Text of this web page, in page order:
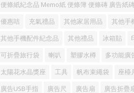
便條紙紀念品 Memo紙 便條簿 便條磚 廣告紙磚
優惠咭 充氣禮品 其他家居用品 其他手
其他手機配件紀念品 其他禮品 冰箱貼
可折疊旅行袋 喇叭 塑膠水樽 多功能廣
太陽花水晶獎座 工具 帆布束繩袋 座檯
廣告USB手指 廣告尺 廣告扇 廣告折疊